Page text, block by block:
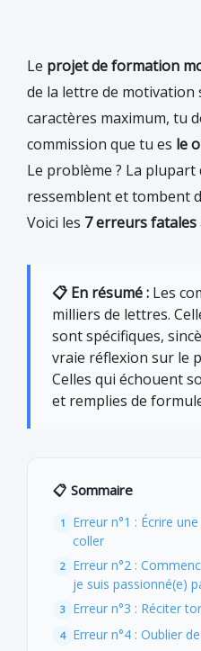
Le projet de formation
de la lettre de motivation
caractères maximum, tu
commission que tu es le
Le problème ? La plupart
ressemblent et tombent
Voici les 7 erreurs fatales
📋 En résumé : Les
milliers de lettres.
sont spécifiques,
vraie réflexion sur le
Celles qui échouent
et remplies de
📋 Sommaire
Erreur n°1 : Écrire
coller
Erreur n°2 :
je suis passionné(e)
Erreur n°3 : Réciter
Erreur n°4 : Oublier